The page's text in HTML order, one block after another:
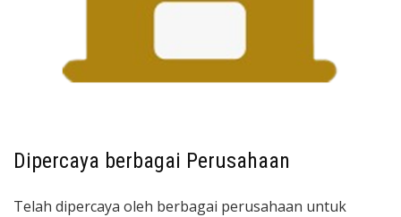
Dipercaya berbagai Perusahaan
Telah dipercaya oleh berbagai perusahaan untuk